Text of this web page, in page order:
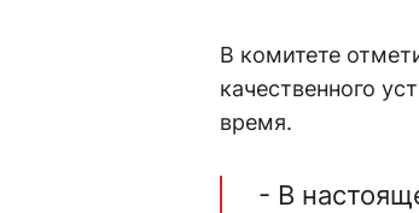
В комитете
качественного
время.
- В